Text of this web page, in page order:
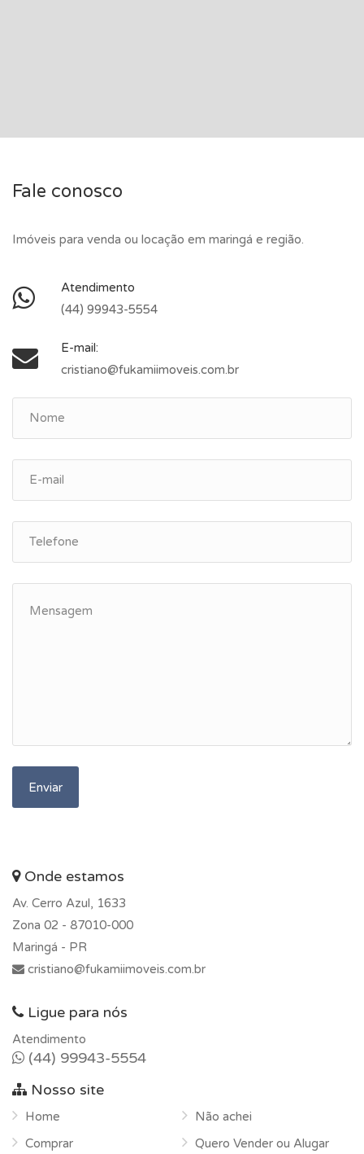
Fale conosco
Imóveis para venda ou locação em maringá e região.
Atendimento
(44) 99943-5554
E-mail:
cristiano@fukamiimoveis.com.br
Onde estamos
Av. Cerro Azul, 1633
Zona 02 - 87010-000
Maringá - PR
cristiano@fukamiimoveis.com.br
Ligue para nós
Atendimento
(44) 99943-5554
Nosso site
Home
Comprar
Não achei
Quero Vender ou Alugar